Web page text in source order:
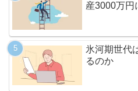
産3000万円
氷河期世代
るのか